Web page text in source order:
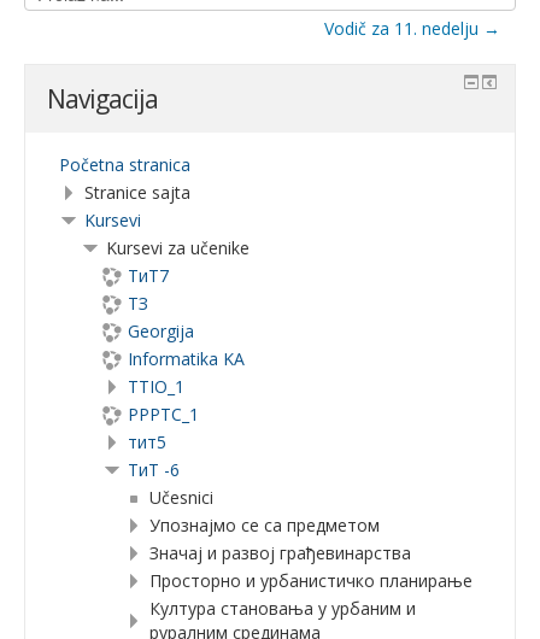
na...
Vodič za 11. nedelju →
Navigacija
Početna stranica
Stranice sajta
Kursevi
Kursevi za učenike
ТиТ7
ТЗ
Georgija
Informatika KA
TTIO_1
PPPTC_1
тит5
ТиТ -6
Učesnici
Упознајмо се са предметом
Значај и развој грађевинарства
Просторно и урбанистичко планирање
Култура становања у урбаним и
руралним срединама